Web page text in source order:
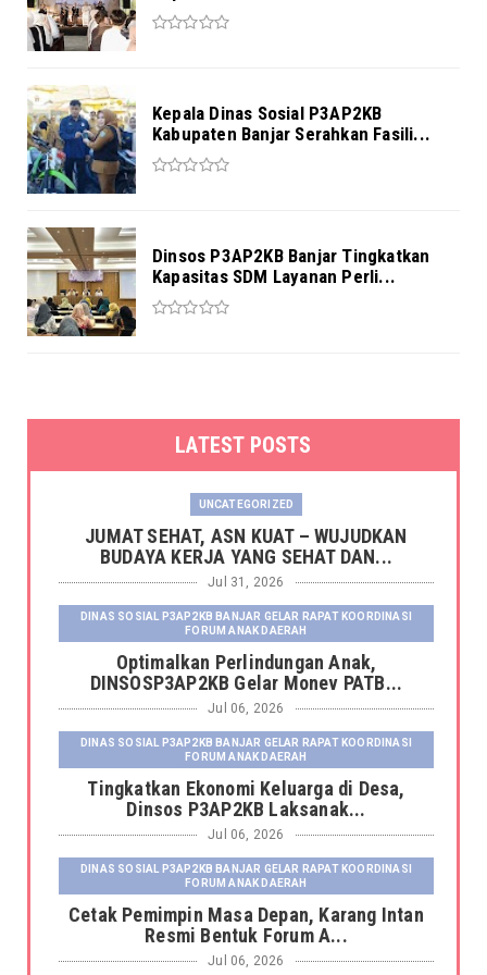
Kepala Dinas Sosial P3AP2KB
Kabupaten Banjar Serahkan Fasili...
Dinsos P3AP2KB Banjar Tingkatkan
Kapasitas SDM Layanan Perli...
LATEST POSTS
UNCATEGORIZED
JUMAT SEHAT, ASN KUAT – WUJUDKAN
BUDAYA KERJA YANG SEHAT DAN...
Jul 31, 2026
DINAS SOSIAL P3AP2KB BANJAR GELAR RAPAT KOORDINASI
FORUM ANAK DAERAH
Optimalkan Perlindungan Anak,
DINSOSP3AP2KB Gelar Monev PATB...
Jul 06, 2026
DINAS SOSIAL P3AP2KB BANJAR GELAR RAPAT KOORDINASI
FORUM ANAK DAERAH
Tingkatkan Ekonomi Keluarga di Desa,
Dinsos P3AP2KB Laksanak...
Jul 06, 2026
DINAS SOSIAL P3AP2KB BANJAR GELAR RAPAT KOORDINASI
FORUM ANAK DAERAH
Cetak Pemimpin Masa Depan, Karang Intan
Resmi Bentuk Forum A...
Jul 06, 2026